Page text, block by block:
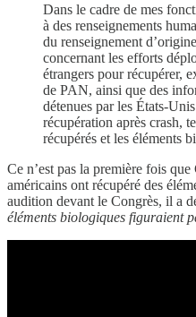
Dans le cadre de mes
à des renseignements
du renseignement
concernant les efforts
étrangers pour récupérer,
de PAN, ainsi que des
détenues par les États-
récupération après crash,
récupérés et les éléments
Ce n’est pas la première fois
américains ont récupéré des
audition devant le Congrès, il a
éléments biologiques figuraient